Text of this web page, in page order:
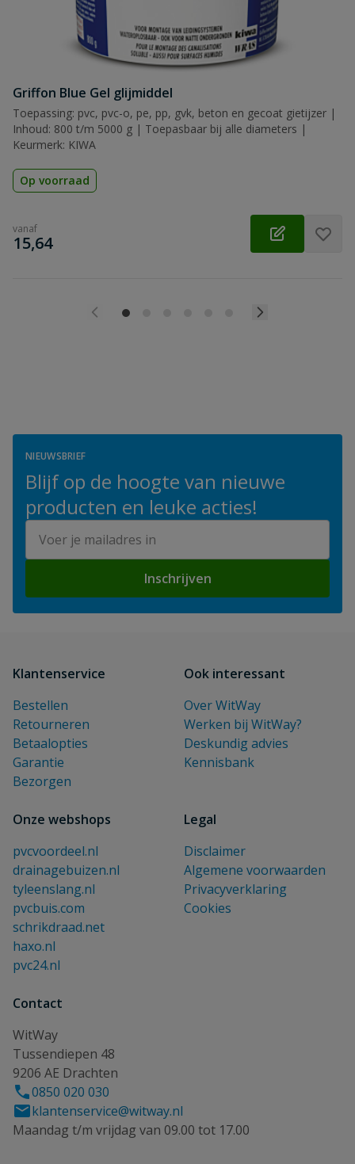
Griffon Blue Gel glijmiddel
Toepassing: pvc, pvc-o, pe, pp, gvk, beton en gecoat gietijzer |
Inhoud: 800 t/m 5000 g | Toepasbaar bij alle diameters |
Keurmerk: KIWA
Op voorraad
vanaf
€
15,64
NIEUWSBRIEF
Blijf op de hoogte van nieuwe
producten en leuke acties!
Inschrijven
Klantenservice
Bestellen
Retourneren
Betaalopties
Garantie
Bezorgen
Ook interessant
Over WitWay
Werken bij WitWay?
Deskundig advies
Kennisbank
Onze webshops
pvcvoordeel.nl
drainagebuizen.nl
tyleenslang.nl
pvcbuis.com
schrikdraad.net
haxo.nl
pvc24.nl
Legal
Disclaimer
Algemene voorwaarden
Privacyverklaring
Cookies
Contact
WitWay
Tussendiepen 48
9206 AE Drachten
0850 020 030
klantenservice@witway.nl
Maandag t/m vrijdag van 09.00 tot 17.00